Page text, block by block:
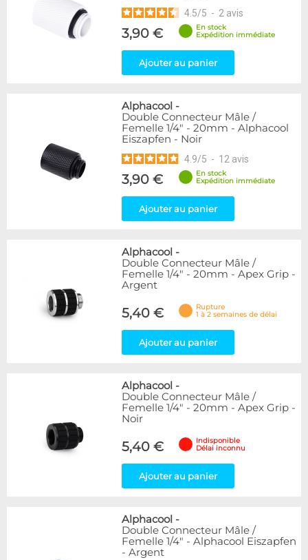
4.5/5 - 2 avis
3,90 €
En stock
Expédition immédiate
Ajouter au panier
Alphacool -
Double Connecteur Mâle /
Femelle 1/4" - 20mm - Alphacool
Eiszapfen - Noir
4.9/5 - 12 avis
3,90 €
En stock
Expédition immédiate
Ajouter au panier
Alphacool -
Double Connecteur Mâle /
Femelle 1/4" - 20mm - Apex Grip -
Argent
5,40 €
Rupture
1 à 2 semaines de délai
Ajouter au panier
Alphacool -
Double Connecteur Mâle /
Femelle 1/4" - 20mm - Apex Grip -
Noir
5,40 €
Indisponible
Délai inconnu
Ajouter au panier
Alphacool -
Double Connecteur Mâle /
Femelle 1/4" - Alphacool Eiszapfen
- Argent